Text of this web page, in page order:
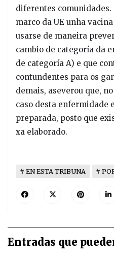
diferentes
marco da UE unha
usarse de maneira
cambio de categoría da
de categoría A) e que
contundentes para os
demais, aseverou que,
caso desta enfermidade
preparada, posto que
xa elaborado.
EN ESTA TRIBUNA
Entradas que